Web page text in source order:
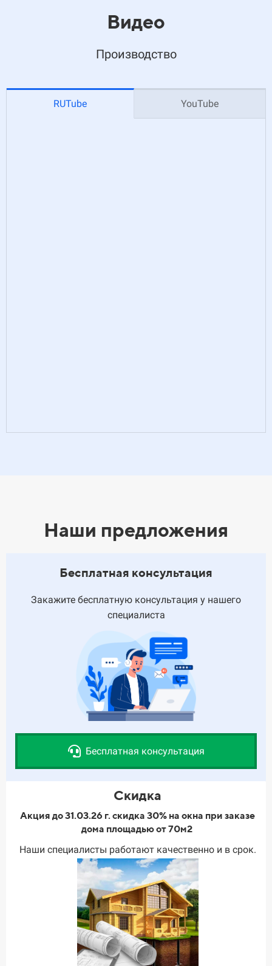
Видео
Производство
RUTube YouTube
Наши предложения
Бесплатная консультация
Закажите бесплатную консультация у нашего
специалиста
Бесплатная консультация
Скидка
Акция до 31.03.26 г. скидка 30% на окна при заказе
дома площадью от 70м2
Наши специалисты работают качественно и в срок.